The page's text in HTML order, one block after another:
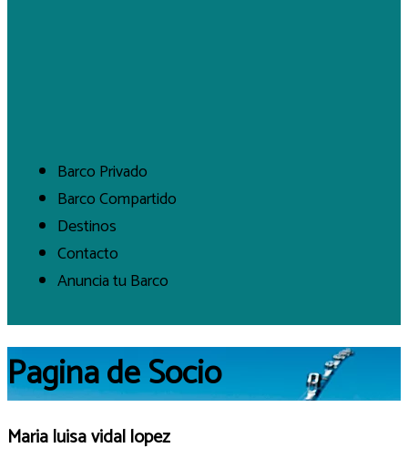
Barco Privado
Barco Compartido
Destinos
Contacto
Anuncia tu Barco
Pagina de Socio
Maria luisa vidal lopez